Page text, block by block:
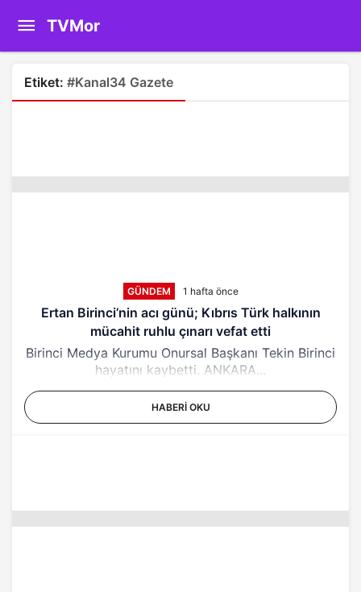
TVMor
Etiket: #kanal34 Gazete
GÜNDEM 1 hafta önce
Ertan Birinci’nin acı günü; Kıbrıs Türk halkının
mücahit ruhlu çınarı vefat etti
Birinci Medya Kurumu Onursal Başkanı Tekin Birinci
hayatını kaybetti. ANKARA...
HABERI OKU